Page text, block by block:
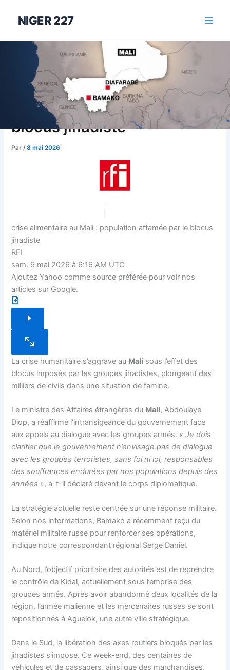
NIGER 227
Crise alimentaire au Mali :
population affamée par le
blocus jihadiste
Par/8 mai 2026
crise alimentaire au Mali : population affamée par le blocus
jihadiste
RFI
sam. 9 mai 2026 à 6:16 AM UTC
Ajoutez Yahoo comme source préférée pour voir nos
articles sur Google.
La crise humanitaire s’aggrave au Mali sous l’effet des
blocus imposés par les groupes jihadistes, plongeant des
milliers de civils dans une situation de famine.
Le ministre des Affaires étrangères du Mali, Abdoulaye
Diop, a réaffirmé l’intransigeance du gouvernement face
aux appels au dialogue avec les groupes armés. « Je dois
clarifier que le gouvernement n’envisage pas de dialogue
avec les groupes terroristes, sans foi ni loi, responsables
des souffrances endurées par nos populations depuis des
années », a-t-il déclaré devant le corps diplomatique.
La stratégie actuelle reste centrée sur une réponse militaire.
Selon nos informations, Bamako a récemment reçu du
matériel militaire russe pour renforcer ses opérations,
indique notre correspondant régional Serge Daniel.
Au Nord, l’objectif prioritaire des autorités est de reprendre
le contrôle de Kidal, actuellement sous l’emprise des
groupes armés. Après avoir abandonné deux localités de la
région, l’armée malienne et les mercenaires russes se sont
repositionnés à Aguelok, une autre ville stratégique.
Dans le Sud, la libération des axes routiers bloqués par les
jihadistes s’impose. Ce week-end, des centaines de
véhicules et de passagers, ainsi que des marchandises,